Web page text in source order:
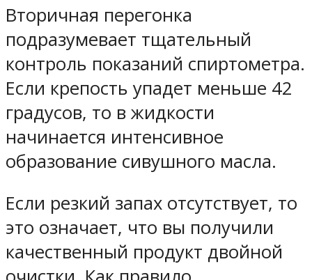
Вторичная перегонка
подразумевает тщательный
контроль показаний спиртометра.
Если крепость упадет меньше 42
градусов, то в жидкости
начинается интенсивное
образование сивушного масла.
Если резкий запах отсутствует, то
это означает, что вы получили
качественный продукт двойной